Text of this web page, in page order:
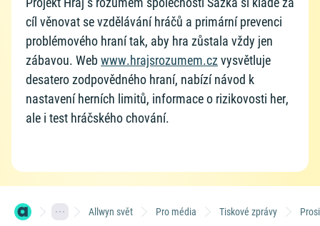
cíl věnovat se vzdělávání hráčů a primární prevenci
problémového hraní tak, aby hra zůstala vždy jen
zábavou. Web www.hrajsrozumem.cz vysvětluje
desatero zodpovědného hraní, nabízí návod k
nastavení herních limitů, informace o rizikovosti her,
ale i test hráčského chování.
Allwyn svět Pro média Tiskové zprávy